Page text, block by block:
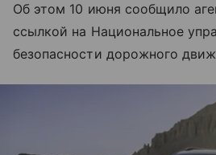
Об этом 10 июня сообщило
ссылкой на Национальное
безопасности дорожного